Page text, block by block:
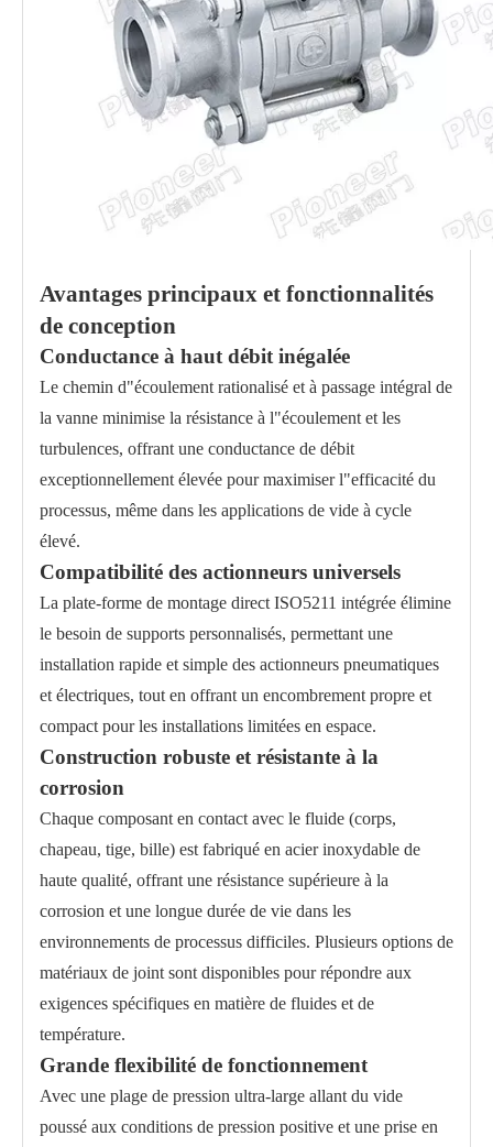
Avantages principaux et fonctionnalités
de conception
Conductance à haut débit inégalée
Le chemin d"écoulement rationalisé et à passage intégral de
la vanne minimise la résistance à l"écoulement et les
turbulences, offrant une conductance de débit
exceptionnellement élevée pour maximiser l"efficacité du
processus, même dans les applications de vide à cycle
élevé.
Compatibilité des actionneurs universels
La plate-forme de montage direct ISO5211 intégrée élimine
le besoin de supports personnalisés, permettant une
installation rapide et simple des actionneurs pneumatiques
et électriques, tout en offrant un encombrement propre et
compact pour les installations limitées en espace.
Construction robuste et résistante à la
corrosion
Chaque composant en contact avec le fluide (corps,
chapeau, tige, bille) est fabriqué en acier inoxydable de
haute qualité, offrant une résistance supérieure à la
corrosion et une longue durée de vie dans les
environnements de processus difficiles. Plusieurs options de
matériaux de joint sont disponibles pour répondre aux
exigences spécifiques en matière de fluides et de
température.
Grande flexibilité de fonctionnement
Avec une plage de pression ultra-large allant du vide
poussé aux conditions de pression positive et une prise en